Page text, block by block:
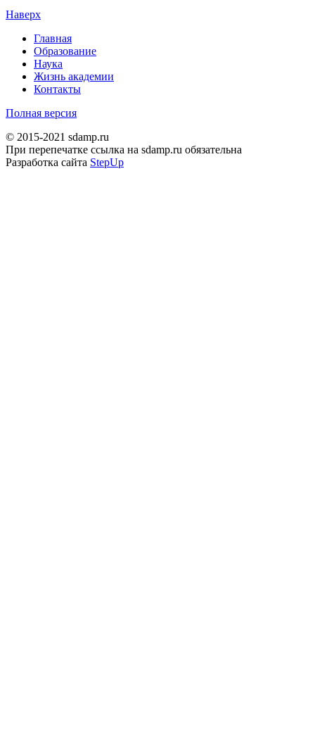
Наверх
Главная
Образование
Наука
Жизнь академии
Контакты
Полная версия
© 2015-2021 sdamp.ru
При перепечатке ссылка на sdamp.ru обязательна
Разработка сайта StepUp